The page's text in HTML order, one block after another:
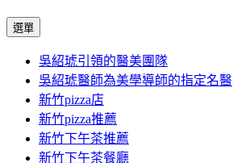
選單
主
要
內
容
吳紹琥引領的醫美團隊
吳紹琥醫師為美學導師的指定名醫
新竹pizza店
新竹pizza推薦
新竹下午茶推薦
新竹下午茶餐廳